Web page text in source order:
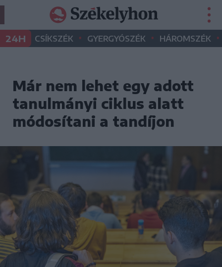
24H CSÍKSZÉK • GYERGYÓSZÉK • HÁROMSZÉK •
Már nem lehet egy adott
tanulmányi ciklus alatt
módosítani a tandíjon